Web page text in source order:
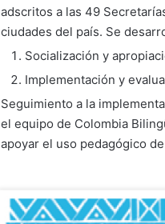
adscritos a las 49
ciudades del país. Se
Socialización y
Implementación y
Seguimiento a la
el equipo de Colombia
apoyar el uso pedagógico